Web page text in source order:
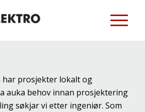
har prosjekter lokalt og
auka behov innan prosjektering
søkjar vi etter ingeniør. Som